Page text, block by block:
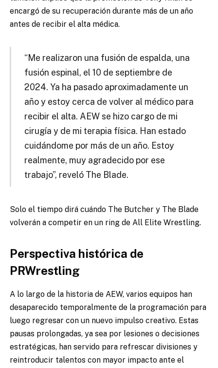
encargó de su recuperación durante más de un año
antes de recibir el alta médica.
“Me realizaron una fusión de espalda, una
fusión espinal, el 10 de septiembre de
2024. Ya ha pasado aproximadamente un
año y estoy cerca de volver al médico para
recibir el alta. AEW se hizo cargo de mi
cirugía y de mi terapia física. Han estado
cuidándome por más de un año. Estoy
realmente, muy agradecido por ese
trabajo”, reveló The Blade.
Solo el tiempo dirá cuándo The Butcher y The Blade
volverán a competir en un ring de All Elite Wrestling.
Perspectiva histórica de
PRWrestling
A lo largo de la historia de AEW, varios equipos han
desaparecido temporalmente de la programación para
luego regresar con un nuevo impulso creativo. Estas
pausas prolongadas, ya sea por lesiones o decisiones
estratégicas, han servido para refrescar divisiones y
reintroducir talentos con mayor impacto ante el